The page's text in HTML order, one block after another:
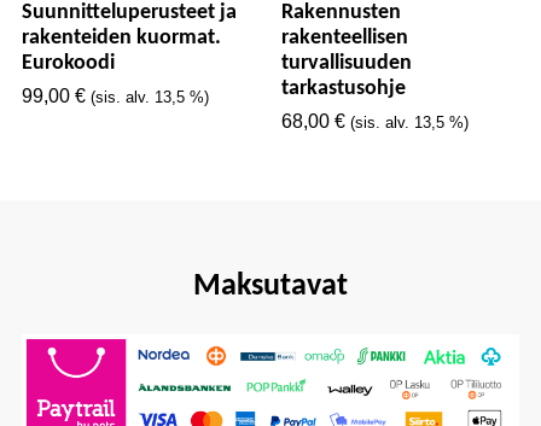
Suunnitteluperusteet ja
rakenteiden kuormat.
Eurokoodi
99,00 € (sis. alv. 13,5 %)
Rakennusten
rakenteellisen
turvallisuuden
tarkastusohje
68,00 € (sis. alv. 13,5 %)
Maksutavat